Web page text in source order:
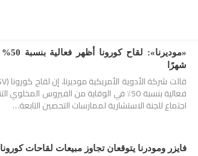
شهرًا
اجتماع للجنة الاستشارية لممارسات التحصين التابعة…
فايزر ومودرنا يتوقعان تجاوز مبيعات لقاحات كورونا 51 مليار دولار العام الجاري